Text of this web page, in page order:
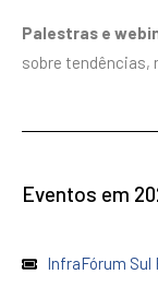
Palestras e
sobre tendências,
Eventos em
InfraFórum Sul